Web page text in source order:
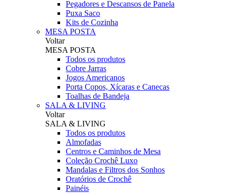
Pegadores e Descansos de Panela
Puxa Saco
Kits de Cozinha
MESA POSTA
Voltar
MESA POSTA
Todos os produtos
Cobre Jarras
Jogos Americanos
Porta Copos, Xícaras e Canecas
Toalhas de Bandeja
SALA & LIVING
Voltar
SALA & LIVING
Todos os produtos
Almofadas
Centros e Caminhos de Mesa
Coleção Crochê Luxo
Mandalas e Filtros dos Sonhos
Oratórios de Crochê
Painéis